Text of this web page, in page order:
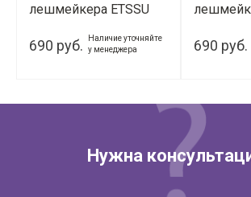
лешмейкера ETSSU
690 руб.
Наличие уточняйте
у менеджера
690 руб.
Нужна